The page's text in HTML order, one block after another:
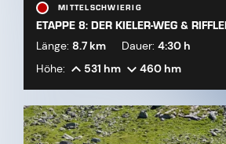
MITTELSCHWIERIG
ETAPPE 8: DER KIELER-WEG &
Länge: 8.7 km Dauer: 4:30 h
Höhe:
531 hm 460 hm